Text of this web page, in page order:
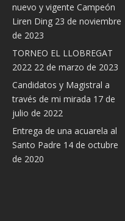
nuevo y vigente Campeón
Liren Ding 23 de noviembre
de 2023
TORNEO EL LLOBREGAT
2022 22 de marzo de 2023
Candidatos y Magistral a
través de mi mirada 17 de
julio de 2022
Entrega de una acuarela al
Santo Padre 14 de octubre
de 2020